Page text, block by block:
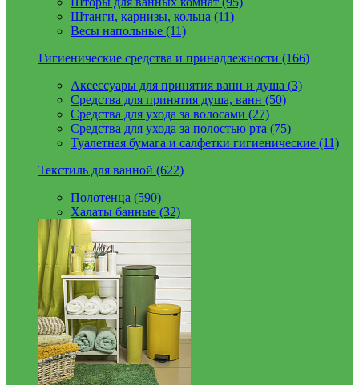
Штанги, карнизы, кольца (11)
Весы напольные (11)
Гигиенические средства и принадлежности (166)
Аксессуары для принятия ванн и душа (3)
Средства для принятия душа, ванн (50)
Средства для ухода за волосами (27)
Средства для ухода за полостью рта (75)
Туалетная бумага и салфетки гигиенические (11)
Текстиль для ванной (622)
Полотенца (590)
Халаты банные (32)